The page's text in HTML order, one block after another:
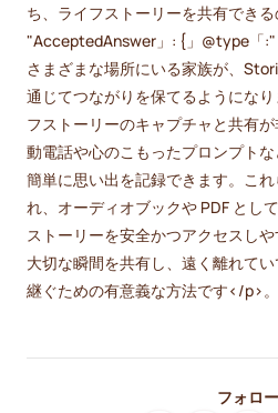
ち、ライフストーリーを共有でき
"AcceptedAnswer」: {」@type「
さまざまな場所にいる家族が、
通じてつながりを保てるようにな
フストーリーのキャプチャと共有
動電話や心のこもったプロンプト
簡単に思い出を記録できます。こ
れ、オーディオブックや PDF とし
ストーリーを安全かつアクセスしや
大切な瞬間を共有し、遠く離れて
継ぐための有意義な方法です</p>
フォロー